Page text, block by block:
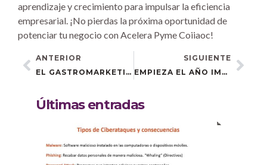
aprendizaje y crecimiento para impulsar la eficiencia
empresarial. ¡No pierdas la próxima oportunidad de
potenciar tu negocio con Acelera Pyme Coiiaoc!
ANTERIOR
EL GASTROMARKETING LLEGA A EL BOSQUE CON GRAN ÉXITO
SIGUIENTE
EMPIEZA EL AÑO IMPULSANDO TUS REDES SOCIALES CON NUESTRO PRÓXIMO EVENTO
Últimas entradas